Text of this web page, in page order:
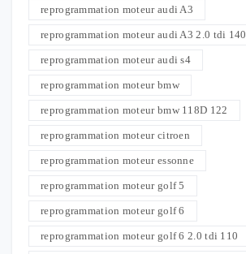
reprogrammation moteur audi A3
reprogrammation moteur audi A3 2.0 tdi 140
reprogrammation moteur audi s4
reprogrammation moteur bmw
reprogrammation moteur bmw 118D 122
reprogrammation moteur citroen
reprogrammation moteur essonne
reprogrammation moteur golf 5
reprogrammation moteur golf 6
reprogrammation moteur golf 6 2.0 tdi 110